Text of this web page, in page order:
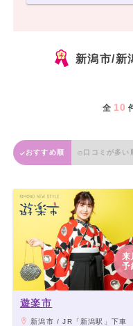
新潟市/新
全 10
おすすめ順 口コミが多い
来
予
遊楽市
新潟市 / JR「新潟駅」下車 万代口より徒歩約10分 万代バスシティセンター2F